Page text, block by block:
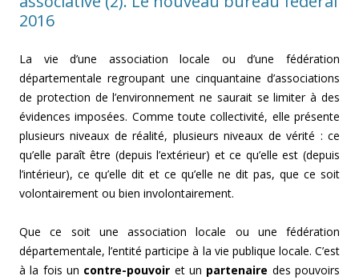
2016
La vie d’une association locale ou d’une fédération
départementale regroupant une cinquantaine d’associations
de protection de l’environnement ne saurait se limiter à des
évidences imposées. Comme toute collectivité, elle présente
plusieurs niveaux de réalité, plusieurs niveaux de vérité : ce
qu’elle paraît être (depuis l’extérieur) et ce qu’elle est (depuis
l’intérieur), ce qu’elle dit et ce qu’elle ne dit pas, que ce soit
volontairement ou bien involontairement.
Que ce soit une association locale ou une fédération
départementale, l’entité participe à la vie publique locale. C’est
à la fois un contre-pouvoir et un partenaire des pouvoirs